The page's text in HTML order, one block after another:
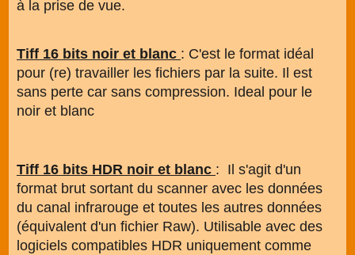
à la prise de vue.
Tiff 16 bits noir et blanc : C'est le format idéal
pour (re) travailler les fichiers par la suite. Il est
sans perte car sans compression. Ideal pour le
noir et blanc
Tiff 16 bits HDR noir et blanc : Il s'agit d'un
format brut sortant du scanner avec les données
du canal infrarouge et toutes les autres données
(équivalent d'un fichier Raw). Utilisable avec des
logiciels compatibles HDR uniquement comme